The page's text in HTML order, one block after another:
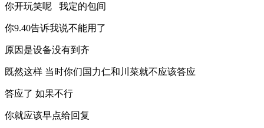
你开玩笑呢 我定的包间
你9.40告诉我说不能用了
原因是设备没有到齐
既然这样 当时你们国力仁和川菜就不应该答应
答应了 如果不行
你就应该早点给回复